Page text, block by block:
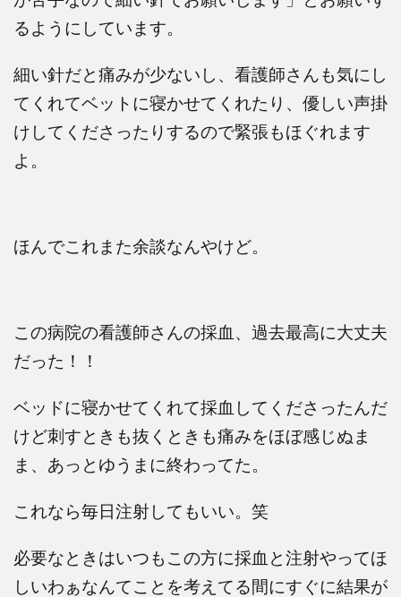
るようにしています。
細い針だと痛みが少ないし、看護師さんも気にし
てくれてベットに寝かせてくれたり、優しい声掛
けしてくださったりするので緊張もほぐれます
よ。
ほんでこれまた余談なんやけど。
この病院の看護師さんの採血、過去最高に大丈夫
だった！！
ベッドに寝かせてくれて採血してくださったんだ
けど刺すときも抜くときも痛みをほぼ感じぬま
ま、あっとゆうまに終わってた。
これなら毎日注射してもいい。笑
必要なときはいつもこの方に採血と注射やってほ
しいわぁなんてことを考えてる間にすぐに結果が